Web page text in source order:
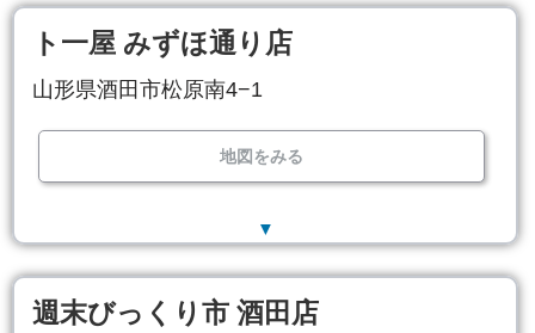
ト一屋 みずほ通り店
山形県酒田市松原南4−1
地図をみる
▼
週末びっくり市 酒田店